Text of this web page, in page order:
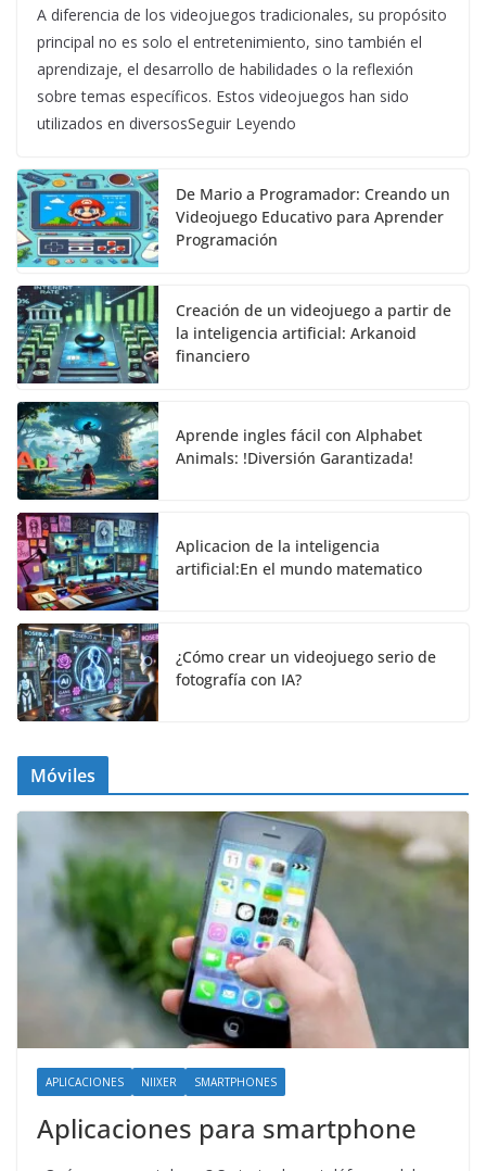
A diferencia de los videojuegos tradicionales, su propósito
principal no es solo el entretenimiento, sino también el
aprendizaje, el desarrollo de habilidades o la reflexión
sobre temas específicos. Estos videojuegos han sido
utilizados en diversosSeguir Leyendo
De Mario a Programador: Creando un
Videojuego Educativo para Aprender
Programación
Creación de un videojuego a partir de
la inteligencia artificial: Arkanoid
financiero
Aprende ingles fácil con Alphabet
Animals: !Diversión Garantizada!
Aplicacion de la inteligencia
artificial:En el mundo matematico
¿Cómo crear un videojuego serio de
fotografía con IA?
Móviles
APLICACIONES NIIXER SMARTPHONES
Aplicaciones para smartphone